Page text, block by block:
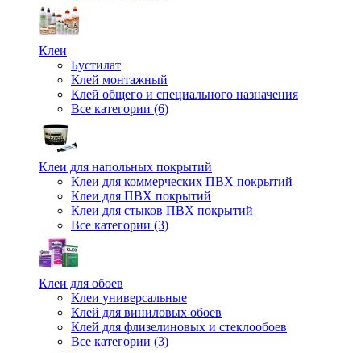
Клеи
Бустилат
Клей монтажный
Клей общего и специального назначения
Все категории (6)
Клеи для напольных покрытий
Клеи для коммерческих ПВХ покрытий
Клеи для ПВХ покрытий
Клеи для стыков ПВХ покрытий
Все категории (3)
Клеи для обоев
Клеи универсальные
Клей для виниловых обоев
Клей для флизелиновых и стеклообоев
Все категории (3)